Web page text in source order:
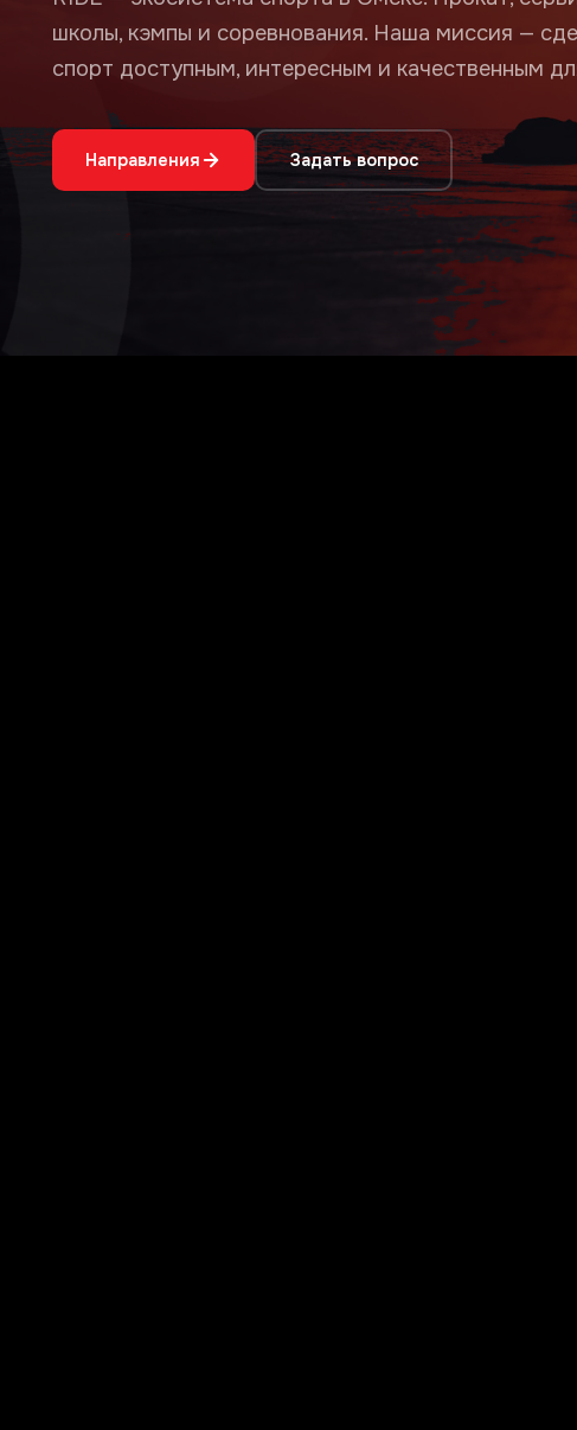
школы, кэмпы и соревнования. Наша миссия —
спорт доступным, интересным и качественным
Направления Задать вопрос